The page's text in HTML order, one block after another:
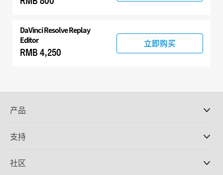
DaVinci ResolveReplay
Editor
RMB 4,250
立即购买
产品
DaVinci Resolve和Fusion软件
Ultimatte
支持
支持中心
社区